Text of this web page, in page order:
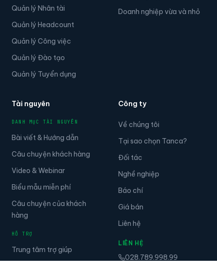
Quản lý Nhân tài
Quản lý Headcount
Quản lý Công việc
Quản lý Đào tạo
Quản lý Tuyển dụng
Doanh nghiệp vừa và nhỏ
Tài nguyên
DANH MỤC TÀI NGUYÊN
Bài viết & Hướng dẫn
Câu chuyện khách hàng
Video & Webinar
Biểu mẫu miễn phí
Câu chuyện của khách
hàng
HỖ TRỢ
Trung tâm trợ giúp
Công ty
Về chúng tôi
Tại sao chọn Tanca?
Đối tác
Nghề nghiệp
Báo chí
Giá bán
Liên hệ
LIÊN HỆ
028.789.998.99